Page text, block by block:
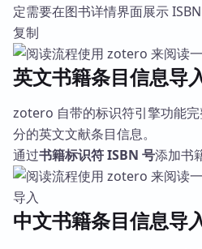
定需要在图书详情界面展示
复制
英文书籍条目信息导
zotero 自带的标识符引擎功能
分的英文文献条目信息。
通过书籍标识符 ISBN 号添加书
中文书籍条目信息导